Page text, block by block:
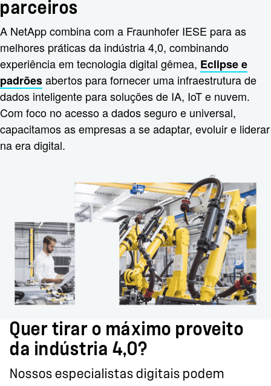
parceiros
A NetApp combina com a Fraunhofer IESE para as
melhores práticas da indústria 4,0, combinando
experiência em tecnologia digital gêmea, Eclipse e
padrõesabertos para fornecer uma infraestrutura de
dados inteligente para soluções de IA, IoT e nuvem.
Com foco no acesso a dados seguro e universal,
capacitamos as empresas a se adaptar, evoluir e liderar
na era digital.
Quer tirar o máximo proveito
da indústria 4,0?
Nossos especialistas digitais podem